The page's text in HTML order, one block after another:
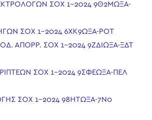
ΣΟΧ 1-2024 9Θ2ΜΩΞΑ-
ΣΟΧ 1-2024 6ΧΚ9ΩΞΑ-ΡΟΤ
ΑΠΟΡΡ. ΣΟΧ 1-2024 9ΖΔΙΩΞΑ-ΞΔΤ
ΣΟΧ 1-2024 9ΣΦΕΩΞΑ-ΠΕΛ
ΣΟΧ 1-2024 98ΗΤΩΞΑ-7Ν0